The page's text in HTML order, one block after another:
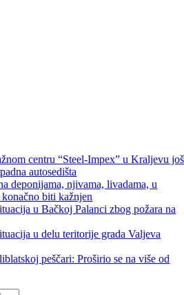
centru “Steel-Impex” u Kraljevu još
autosedišta
deponijama, njivama, livadama, u
biti kažnjen
u Bačkoj Palanci zbog požara na
u delu teritorije grada Valjeva
peščari: Proširio se na više od